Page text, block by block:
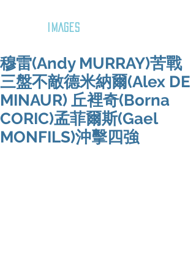
IMAGES
穆雷(Andy MURRAY)苦戰
三盤不敵德米納爾(Alex DE
MINAUR) 丘裡奇(Borna
CORIC)孟菲爾斯(Gael
MONFILS)沖擊四強